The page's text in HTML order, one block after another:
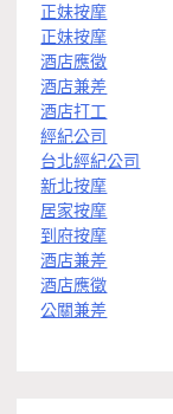
正妹按摩
正妹按摩
酒店應徵
酒店兼差
酒店打工
經紀公司
台北經紀公司
新北按摩
居家按摩
到府按摩
酒店兼差
酒店應徵
公關兼差